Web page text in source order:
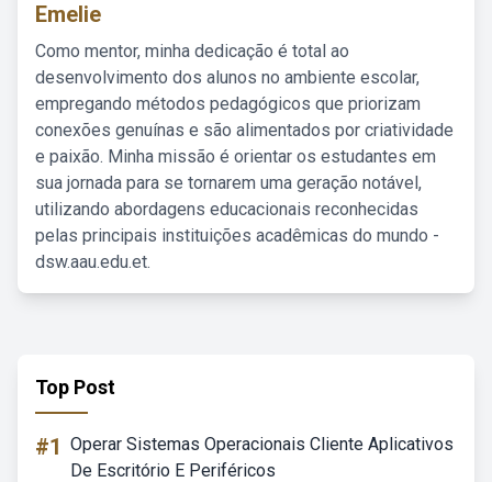
Emelie
Como mentor, minha dedicação é total ao
desenvolvimento dos alunos no ambiente escolar,
empregando métodos pedagógicos que priorizam
conexões genuínas e são alimentados por criatividade
e paixão. Minha missão é orientar os estudantes em
sua jornada para se tornarem uma geração notável,
utilizando abordagens educacionais reconhecidas
pelas principais instituições acadêmicas do mundo -
dsw.aau.edu.et.
Top Post
#1 Operar Sistemas Operacionais Cliente Aplicativos
De Escritório E Periféricos